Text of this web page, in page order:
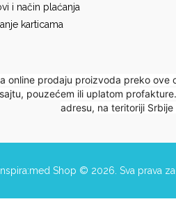
i način plaćanja
karticama
online prodaju proizvoda preko
pouzećem ili uplatom
adresu, na teritoriji
Inspira:med Shop © 2026. Sva prava